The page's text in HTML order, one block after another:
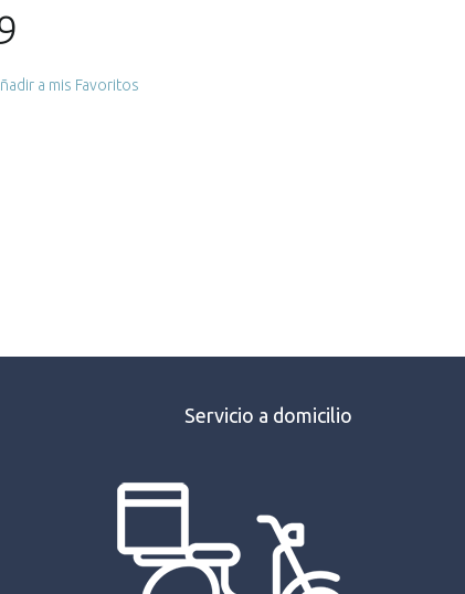
precio
a mis Favoritos
Servicio a domicilio